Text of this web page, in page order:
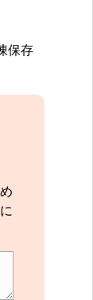
保存